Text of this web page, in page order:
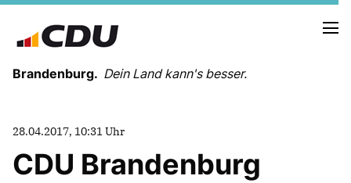
Brandenburg. Dein Land kann's besser.
28.04.2017, 10:31 Uhr
CDU Brandenburg